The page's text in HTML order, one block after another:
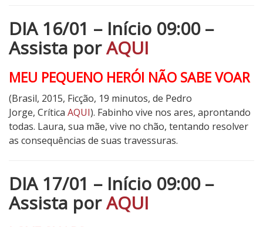
DIA 16/01 – Início 09:00 –
Assista porAQUI
MEU PEQUENO HERÓI NÃO SABE VOAR
(Brasil, 2015, Ficção, 19 minutos, de Pedro
Jorge, Crítica AQUI). Fabinho vive nos ares, aprontando
todas. Laura, sua mãe, vive no chão, tentando resolver
as consequências de suas travessuras.
DIA 17/01 – Início 09:00 –
Assista porAQUI